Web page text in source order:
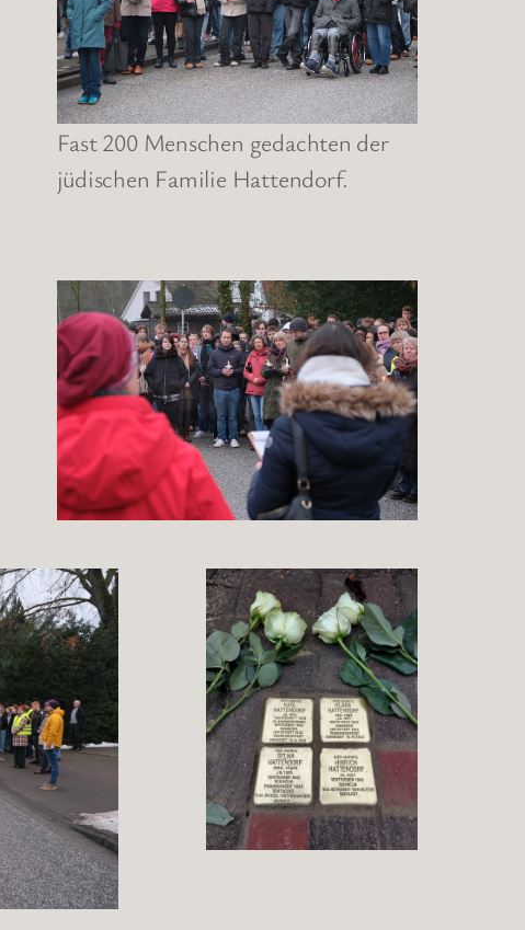
Fast 200 Menschen gedachten der
jüdischen Familie Hattendorf.